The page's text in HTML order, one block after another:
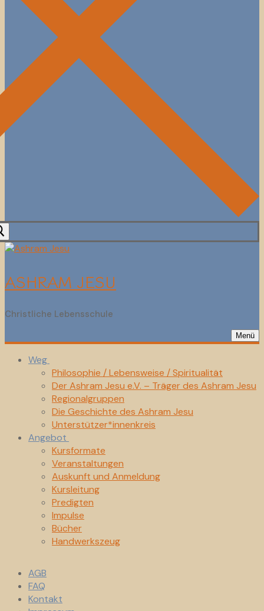
ASHRAM JESU
Christliche Lebensschule
Menü
Weg
Philosophie / Lebensweise / Spiritualität
Der Ashram Jesu e.V. – Träger des Ashram Jesu
Regionalgruppen
Die Geschichte des Ashram Jesu
Unterstützer*innenkreis
Angebot
Kursformate
Veranstaltungen
Auskunft und Anmeldung
Kursleitung
Predigten
Impulse
Bücher
Handwerkszeug
AGB
FAQ
Kontakt